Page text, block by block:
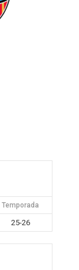
Temporada
25-26